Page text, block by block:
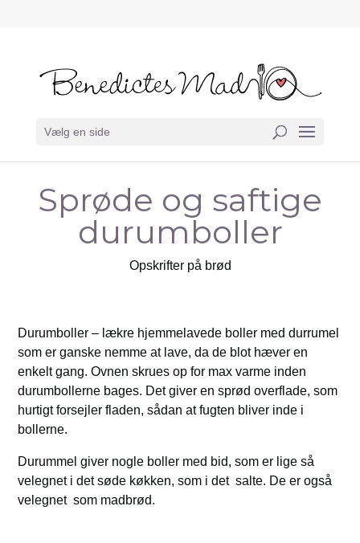
Vælg en side
Sprøde og saftige
durumboller
Opskrifter på brød
Durumboller – lækre hjemmelavede boller med durrumel
som er ganske nemme at lave, da de blot hæver en
enkelt gang. Ovnen skrues op for max varme inden
durumbollerne bages. Det giver en sprød overflade, som
hurtigt forsejler fladen, sådan at fugten bliver inde i
bollerne.
Durummel giver nogle boller med bid, som er lige så
velegnet i det søde køkken, som i det salte. De er også
velegnet som madbrød.